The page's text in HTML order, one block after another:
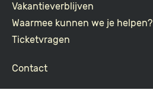
Vakantieverblijven
Waarmee kunnen we je helpen?
Ticketvragen
Contact